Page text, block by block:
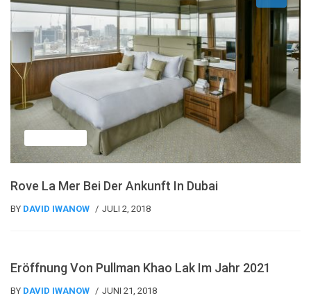
Rove La Mer Bei Der Ankunft In Dubai
BY DAVID IWANOW JULI 2, 2018
Eröffnung Von Pullman Khao Lak Im Jahr 2021
BY DAVID IWANOW JUNI 21, 2018